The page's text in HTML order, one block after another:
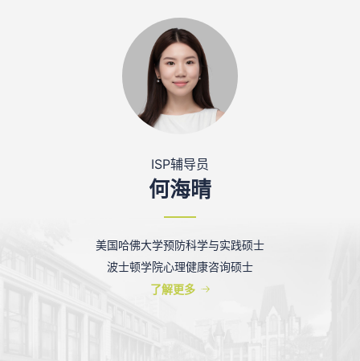
ISP辅导员
何海晴
美国哈佛大学预防科学与实践硕士
波士顿学院心理健康咨询硕士
了解更多